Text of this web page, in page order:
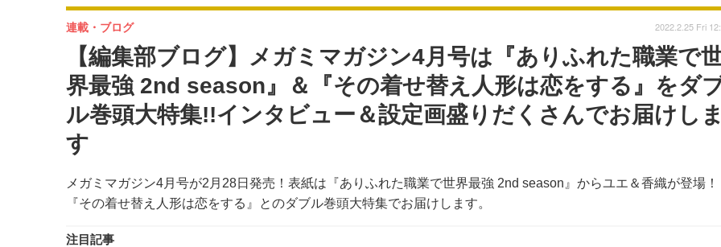
【編集部ブログ】メガミマガジン4月号は『ありふれた職業で
界最強 2nd season』＆『その着せ替え人形は恋をする』をダ
ル巻頭大特集!!インタビュー＆設定画盛りだくさんでお届けし
す
メガミマガジン4月号が2月28日発売！表紙は『ありふれた職業で世界最強 2nd season』からユエ＆香織が登場！
『その着せ替え人形は恋をする』とのダブル巻頭大特集でお届けします。
連載・ブログ 2022.2.25 Fri
注目記事